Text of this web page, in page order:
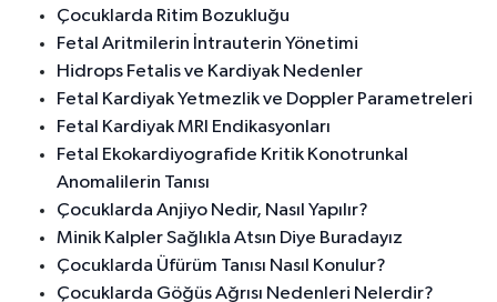
Çocuklarda Ritim Bozukluğu
Fetal Aritmilerin İntrauterin Yönetimi
Hidrops Fetalis ve Kardiyak Nedenler
Fetal Kardiyak Yetmezlik ve Doppler Parametreleri
Fetal Kardiyak MRI Endikasyonları
Fetal Ekokardiyografide Kritik Konotrunkal
Anomalilerin Tanısı
Çocuklarda Anjiyo Nedir, Nasıl Yapılır?
Minik Kalpler Sağlıkla Atsın Diye Buradayız
Çocuklarda Üfürüm Tanısı Nasıl Konulur?
Çocuklarda Göğüs Ağrısı Nedenleri Nelerdir?